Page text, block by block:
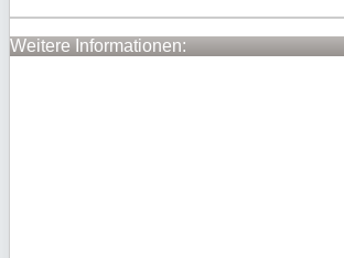
Weitere Informationen: